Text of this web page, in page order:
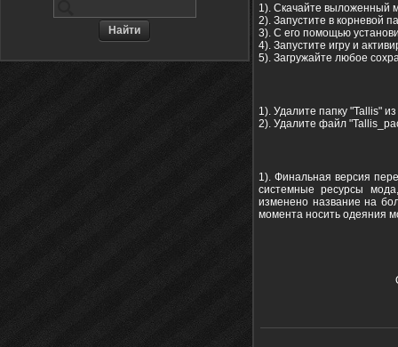
1). Скачайте выложенный
2). Запустите в корневой
3). С его помощью
4). Запустите игру и
5). Загружайте любое
1). Удалите папку "Tallis"
2). Удалите файл
1). Финальная версия
системные ресурсы
изменено название на
момента носить одеяния